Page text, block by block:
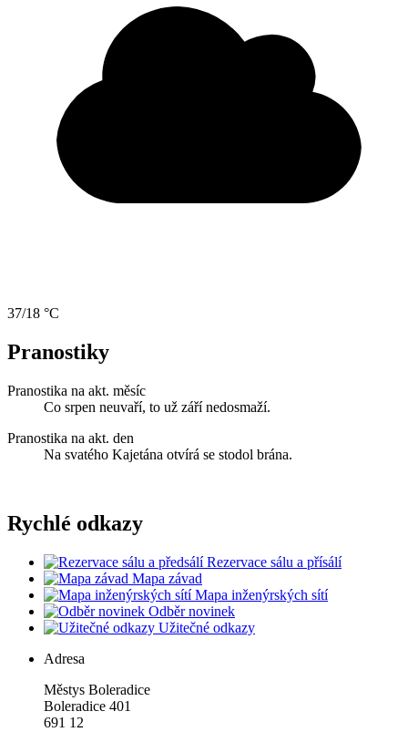
37/18 °C
Pranostiky
Pranostika na akt. měsíc
Co srpen neuvaří, to už září nedosmaží.
Pranostika na akt. den
Na svatého Kajetána otvírá se stodol brána.
Rychlé odkazy
Rezervace sálu a přísálí
Mapa závad
Mapa inženýrských sítí
Odběr novinek
Užitečné odkazy
Adresa
Městys Boleradice
Boleradice 401
691 12